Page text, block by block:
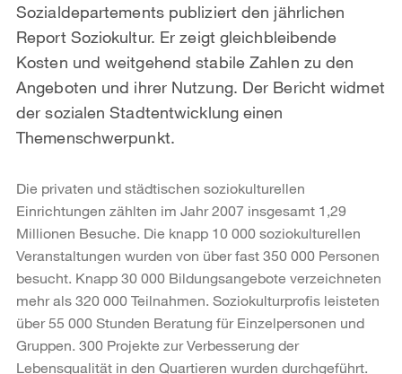
Sozialdepartements publiziert den jährlichen
Report Soziokultur. Er zeigt gleichbleibende
Kosten und weitgehend stabile Zahlen zu den
Angeboten und ihrer Nutzung. Der Bericht widmet
der sozialen Stadtentwicklung einen
Themenschwerpunkt.
Die privaten und städtischen soziokulturellen
Einrichtungen zählten im Jahr 2007 insgesamt 1,29
Millionen Besuche. Die knapp 10 000 soziokulturellen
Veranstaltungen wurden von über fast 350 000 Personen
besucht. Knapp 30 000 Bildungsangebote verzeichneten
mehr als 320 000 Teilnahmen. Soziokulturprofis leisteten
über 55 000 Stunden Beratung für Einzelpersonen und
Gruppen. 300 Projekte zur Verbesserung der
Lebensqualität in den Quartieren wurden durchgeführt.